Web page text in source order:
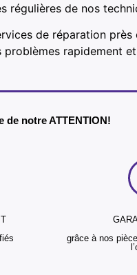
régulières de nos
de réparation
rapidement
de notre ATTENTION!
grâce à nos